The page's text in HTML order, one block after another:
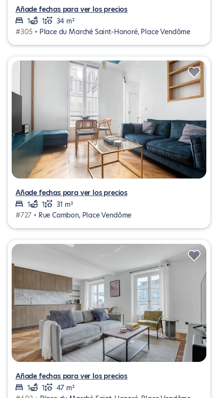
Añade fechas para ver los precios
1
1
34 m²
#305 • Place du Marché Saint-Honoré, Place Vendôme
Añade fechas para ver los precios
1
1
31 m²
#727 • Rue Cambon, Place Vendôme
Añade fechas para ver los precios
1
1
47 m²